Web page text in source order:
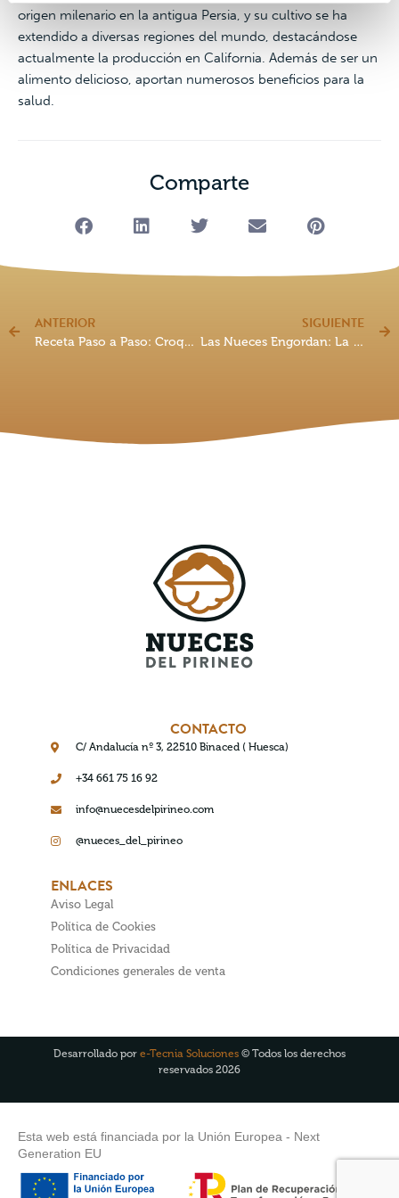
origen milenario en la antigua Persia, y su cultivo se ha
extendido a diversas regiones del mundo, destacándose
actualmente la producción en California. Además de ser un
alimento delicioso, aportan numerosos beneficios para la
salud.
Comparte
ANTERIOR
Receta Paso a Paso: Croquetas de Queso y Nueces
SIGUIENTE
Las Nueces Engordan: La verdad sobre las nueces y el aumento de peso
CONTACTO
C/ Andalucía nº 3, 22510 Binaced ( Huesca)
+34 661 75 16 92
info@nuecesdelpirineo.com
@nueces_del_pirineo
ENLACES
Aviso Legal
Política de Cookies
Política de Privacidad
Condiciones generales de venta
Desarrollado por e-Tecnia Soluciones © Todos los derechos
reservados 2026
Esta web está financiada por la Unión Europea - Next
Generation EU